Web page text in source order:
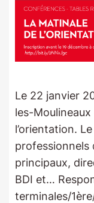
Le 22 janvier
les-
l’orientation.
professionnels
principaux,
BDI et…
terminales/